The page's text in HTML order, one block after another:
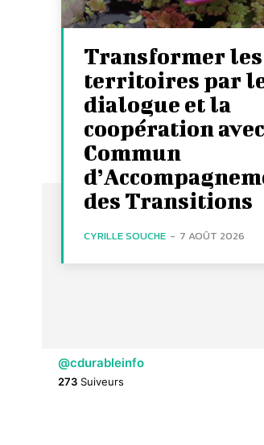
Transformer les
territoires par
dialogue et la
coopération
Commun
des Transitions
CYRILLE SOUCHE - 7 AOÛT 2026
@cdurableinfo
273 Suiveurs